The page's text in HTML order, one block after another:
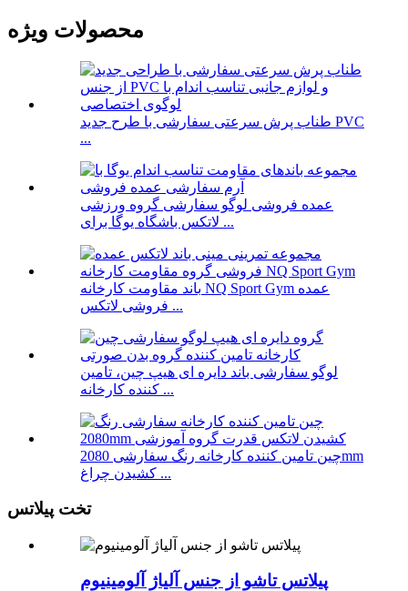
محصولات ویژه
طناب پرش سرعتی سفارشی با طرح جدید PVC
...
عمده فروشی لوگو سفارشی گروه ورزشی
لاتکس باشگاه یوگا برای ...
باند مقاومت کارخانه NQ Sport Gym عمده
فروشی لاتکس ...
لوگو سفارشی باند دایره ای هیپ چین، تامین
کننده کارخانه ...
چین تامین کننده کارخانه رنگ سفارشی 2080mm
کشیدن چراغ ...
تخت پیلاتس
پیلاتس تاشو از جنس آلیاژ آلومینیوم